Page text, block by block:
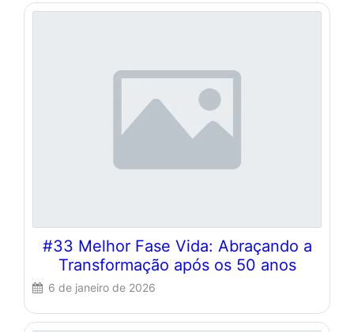
#33 Melhor Fase Vida: Abraçando a
Transformação após os 50 anos
6 de janeiro de 2026